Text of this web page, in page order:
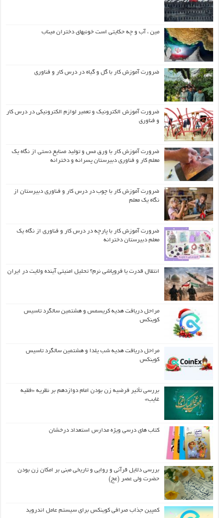
مین ، آب و چه حکایتی است خونبهای دختران میناب
ضرورت آموزش کار با گل و گیاه در درس کار و فناوری
ضرورت آموزش الکترونیک و تعمیر لوازم الکترونیکی در درس کار
و فناوری
ضرورت آموزش کار با ورق مس و تولید صنایع دستی از نگاه یک
معلم کار و فناوری دبیرستان پسرانه و دخترانه
ضرورت آموزش کار با چوب در درس کار و فناوری دبیرستان از
نگاه یک معلم
ضرورت آموزش کار با پارچه در درس کار و فناوری از نگاه یک
معلم دبیرستان دخترانه
انتقال قدرت یا فروپاشی نرم؟ تحلیل امنیتی آینده ولایت در ایران
مراحل دریافت هدیه کریسمس و هشتمین سالگرد تاسیس
کوینکس
مراحل دریافت هدیه شب یلدا و هشتمین سالگرد تاسیس
کوینکس
بررسی تأثیر فرضیه زن بودن امام دوازدهم بر نظریه «فقیه
غایب»
کتاب های درسی ویژه مدارس استعداد درخشان
بررسی دلایل قرآنی و روایی و تاریخی مبنی بر امکان زن بودن
حضرت ولی عصر (عج)
کمپین جذاب صرافی کوینکس برای سیستم عامل اندروید